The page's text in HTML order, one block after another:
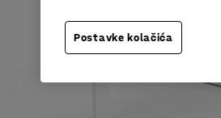
Postavke kolačića